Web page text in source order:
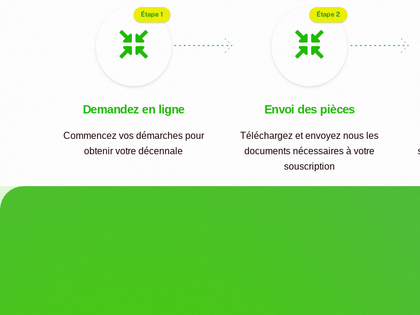
Demandez en ligne
Commencez vos démarches pour
obtenir votre décennale
Étape 1
Envoi des pièces
Téléchargez et envoyez nous les
documents nécessaires à votre
souscription
Étape 2